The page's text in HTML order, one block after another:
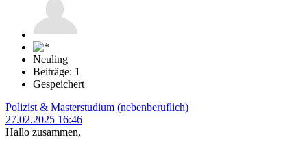
Neuling
Beiträge: 1
Gespeichert
Polizist & Masterstudium (nebenberuflich)
27.02.2025 16:46
Hallo zusammen,